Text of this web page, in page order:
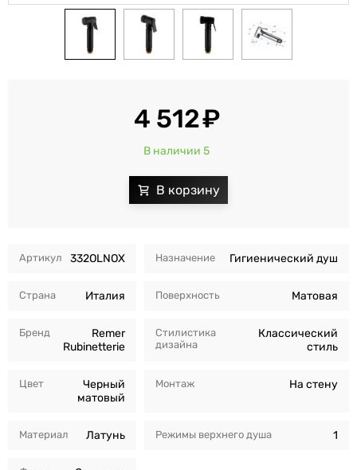
Артикул 332OLNOX
Страна Италия
Бренд
Remer
Rubinetterie
Цвет
Черный
матовый
Материал Латунь
Назначение Гигиенический душ
Поверхность Матовая
Стилистика
дизайна
Классический
стиль
Монтаж На стену
Режимы верхнего душа 1
4 512
В наличии 5